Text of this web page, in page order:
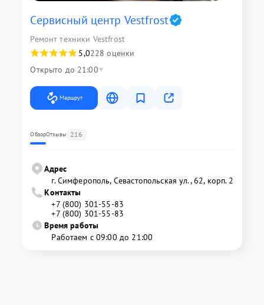
Сервисный центр Vestfrost
Ремонт техники Vestfrost
5,0228 оценки
Открыто до 21:00
Маршрут
ОбзорОтзывы 216
Адрес
г. Симферополь, Севастопольская ул., 62, корп. 2
Контакты
+7 (800) 301-55-83
+7 (800) 301-55-83
Время работы
Работаем с 09:00 до 21:00